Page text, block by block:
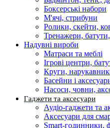
Боксерські набори
М'ячі, стрибуни
Ролики, скейти,
Тренажери,
Надувні вироби
Матраси та меблі
Ігрові центри,
Круги,
Басейни і
Насоси, човни,
Гаджети та аксесуари
Аудіо-гаджети та
Аксесуари для
Smart-годинники,